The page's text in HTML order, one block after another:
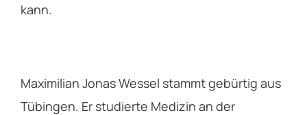
kann.
Maximilian Jonas Wessel stammt gebürtig aus
Tübingen. Er studierte Medizin an der